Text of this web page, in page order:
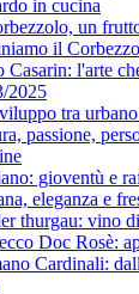
in cucina
un
il
Casarin: l'arte
2025
tra
passione,
gioventù e
eleganza e
thurgau: vino
Doc Rosè:
Cardinali: